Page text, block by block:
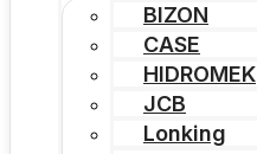
BIZON
CASE
HIDROMEK
JCB
Lonking